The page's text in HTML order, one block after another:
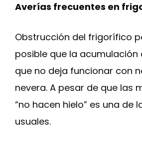
Averías frecuentes en
Obstrucción del frigorífico
posible que la acumulación
que no deja funcionar con
nevera. A pesar de que las
“no hacen hielo” es una de
usuales.